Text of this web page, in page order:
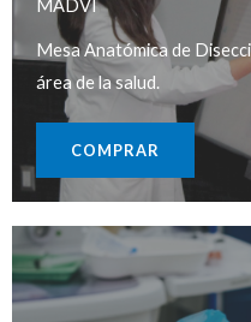
MADVI​
Mesa Anatómica de
área de la salud.
COMPRAR